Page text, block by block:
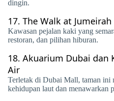
dingin.
17. The Walk at
Kawasan pejalan kaki yang
restoran, dan pilihan hiburan.
18. Akuarium Dubai dan
Air
Terletak di Dubai Mall, taman ini
kehidupan laut dan menawarkan